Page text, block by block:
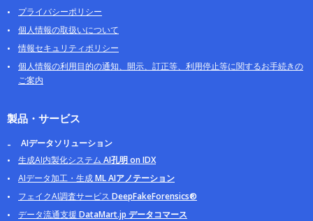
プライバシーポリシー
個人情報の取扱いについて
情報セキュリティポリシー
個人情報の利用目的の通知、開示、訂正等、利用停止等に関するお手続きの
ご案内
製品・サービス
AIデータソリューション
生成AI内製化システム AI孔明 on IDX
AIデータ加工・生成ML AIアノテーション
フェイクAI調査サービス DeepFakeForensics®
データ流通支援 DataMart.jp データコマース